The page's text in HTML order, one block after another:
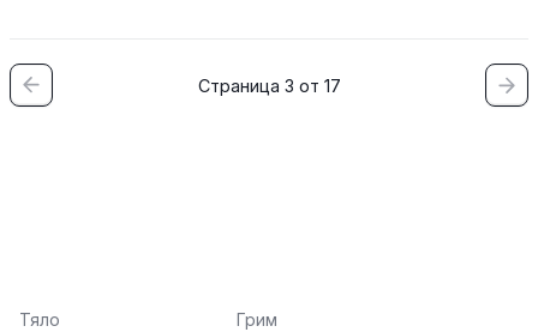
Страница 3 от 17
Тяло
Грим